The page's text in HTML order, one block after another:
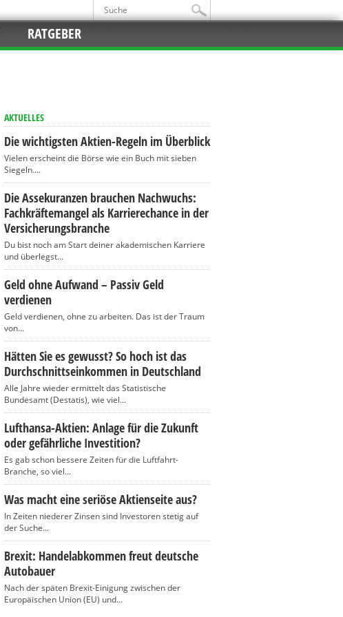
RATGEBER
AKTUELLES
Die wichtigsten Aktien-Regeln im Überblick
Vielen erscheint die Börse wie ein Buch mit sieben
Siegeln....
Die Assekuranzen brauchen Nachwuchs:
Fachkräftemangel als Karrierechance in der
Versicherungsbranche
Du bist noch am Start deiner akademischen Karriere
und überlegst...
Geld ohne Aufwand – Passiv Geld
verdienen
Geld verdienen, ohne zu arbeiten. Das ist der Traum
von...
Hätten Sie es gewusst? So hoch ist das
Durchschnittseinkommen in Deutschland
Alle Jahre wieder ermittelt das Statistische
Bundesamt (Destatis), wie viel...
Lufthansa-Aktien: Anlage für die Zukunft
oder gefährliche Investition?
Es gab schon bessere Zeiten für die Luftfahrt-
Branche, so viel...
Was macht eine seriöse Aktienseite aus?
In Zeiten niederer Zinsen sind Investoren stetig auf
der Suche...
Brexit: Handelabkommen freut deutsche
Autobauer
Nach der späten Brexit-Einigung zwischen der
Europäischen Union (EU) und...